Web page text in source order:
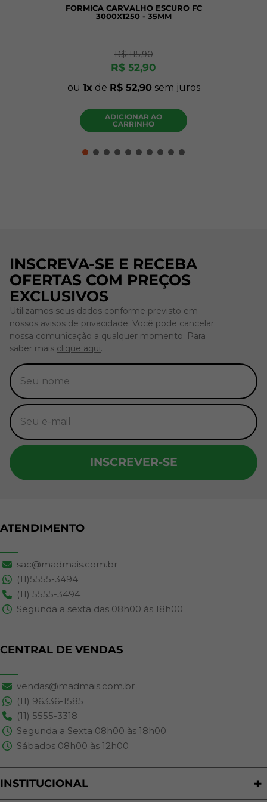
FORMICA CARVALHO ESCURO FC
3000X1250 - 35MM
R$ 115,90
R$ 52,90
ou 1 de R$ 52,90 sem juros
ADICIONAR AO
CARRINHO
INSCREVA-SE E RECEBA
OFERTAS COM PREÇOS
EXCLUSIVOS
Utilizamos seus dados conforme previsto em
nossos avisos de privacidade. Você pode cancelar
nossa comunicação a qualquer momento. Para
saber mais clique aqui.
INSCREVER-SE
ATENDIMENTO
sac@madmais.com.br
(11)5555-3494
(11) 5555-3494
Segunda a sexta das 08h00 às 18h00
CENTRAL DE VENDAS
vendas@madmais.com.br
(11) 96336-1585
(11) 5555-3318
Segunda a Sexta 08h00 às 18h00
Sábados 08h00 às 12h00
INSTITUCIONAL
Quem Somos